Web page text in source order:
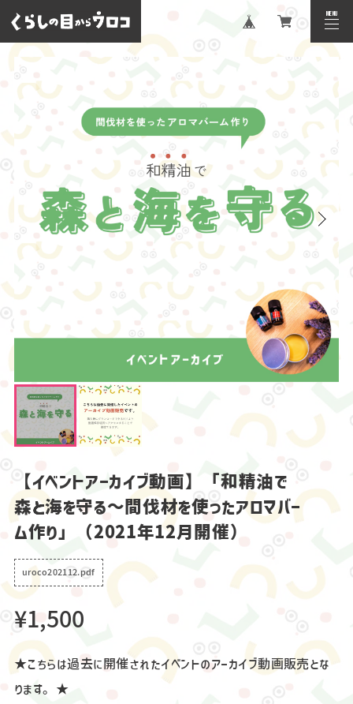
MENU
CLOSE
【イベントアーカイブ動画】「和精油で
森と海を守る～間伐材を使ったアロマバー
ム作り」（2021年12月開催）
uroco202112.pdf
¥1,500
★こちらは過去に開催されたイベントのアーカイブ動画販売とな
ります。★